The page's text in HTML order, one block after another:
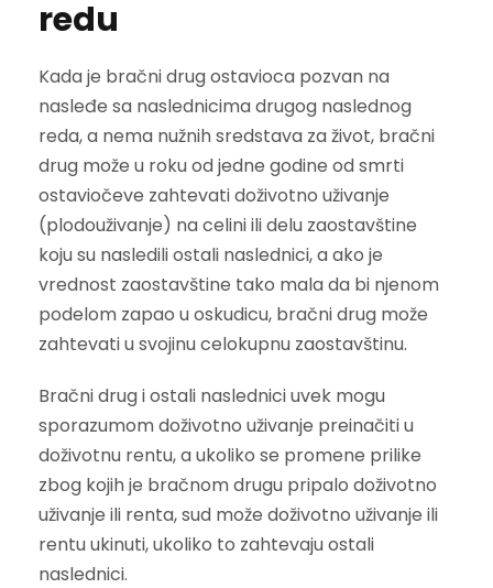
redu
Kada je bračni drug ostavioca pozvan na
nasleđe sa naslednicima drugog naslednog
reda, a nema nužnih sredstava za život, bračni
drug može u roku od jedne godine od smrti
ostaviočeve zahtevati doživotno uživanje
(plodouživanje) na celini ili delu zaostavštine
koju su nasledili ostali naslednici, a ako je
vrednost zaostavštine tako mala da bi njenom
podelom zapao u oskudicu, bračni drug može
zahtevati u svojinu celokupnu zaostavštinu.
Bračni drug i ostali naslednici uvek mogu
sporazumom doživotno uživanje preinačiti u
doživotnu rentu, a ukoliko se promene prilike
zbog kojih je bračnom drugu pripalo doživotno
uživanje ili renta, sud može doživotno uživanje ili
rentu ukinuti, ukoliko to zahtevaju ostali
naslednici.